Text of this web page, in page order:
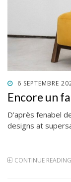
POSTED
ON
6 SEPTEMBRE
Encore un
D’après fenabel
designs at
CONTINUE READING